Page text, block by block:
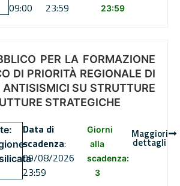
09:00
23:59
23:59
PER LA FORMAZIONE
DI PRIORITÀ REGIONALE DI
ANTISISMICI SU STRUTTURE
STRATEGICHE
Data di
scadenza:
09/08/2026
23:59
Giorni
alla
scadenza:
3
Maggiori
dettagli